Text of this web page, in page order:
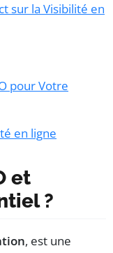
sur la Visibilité en
pour Votre
en ligne
et
?
, est une